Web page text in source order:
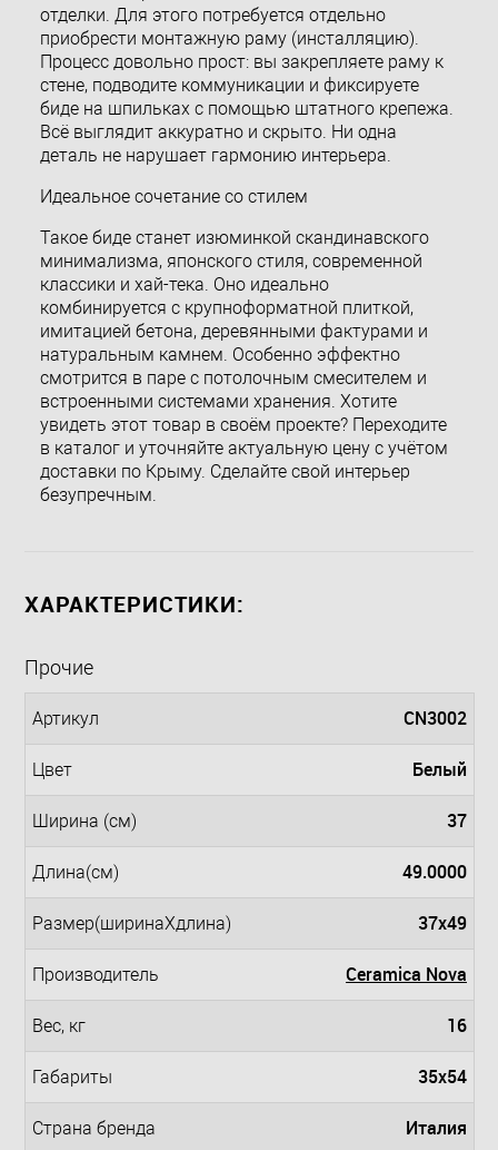
отделки. Для этого потребуется отдельно
приобрести монтажную раму (инсталляцию).
Процесс довольно прост: вы закрепляете раму к
стене, подводите коммуникации и фиксируете
биде на шпильках с помощью штатного крепежа.
Всё выглядит аккуратно и скрыто. Ни одна
деталь не нарушает гармонию интерьера.
Идеальное сочетание со стилем
Такое биде станет изюминкой скандинавского
минимализма, японского стиля, современной
классики и хай-тека. Оно идеально
комбинируется с крупноформатной плиткой,
имитацией бетона, деревянными фактурами и
натуральным камнем. Особенно эффектно
смотрится в паре с потолочным смесителем и
встроенными системами хранения. Хотите
увидеть этот товар в своём проекте? Переходите
в каталог и уточняйте актуальную цену с учётом
доставки по Крыму. Сделайте свой интерьер
безупречным.
ХАРАКТЕРИСТИКИ:
Прочие
Артикул CN3002
Цвет Белый
Ширина (см) 37
Длина(см) 49.0000
Размер(ширинаXдлина) 37x49
Производитель Ceramica Nova
Вес, кг 16
Габариты 35х54
Страна бренда Италия